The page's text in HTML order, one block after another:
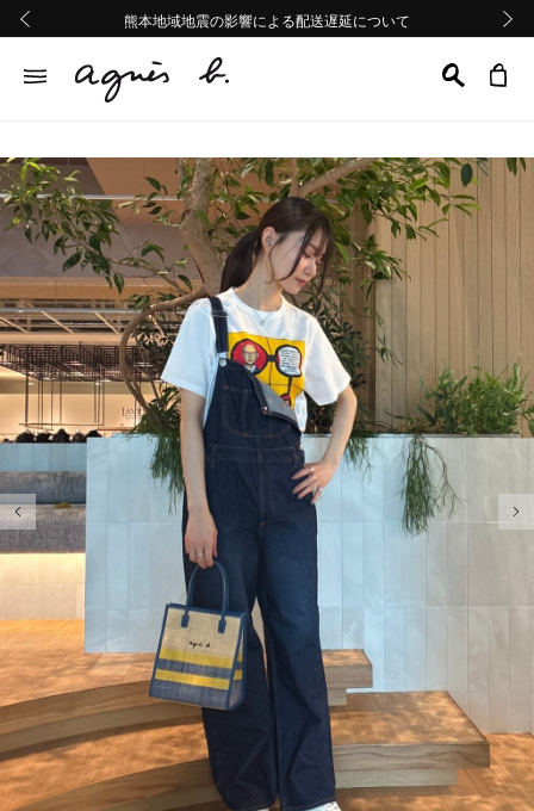
熊本地域地震の影響による配送遅延について
Summer Sale 2buy10%OFF!!
熊本地域地震の影響による配送遅延について
Summer Sale 2buy10%OFF!!
前の画像